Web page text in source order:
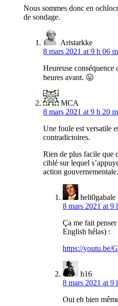
Nous sommes donc en
de sondage.
Aristarkke
8 mars 2021 at 9 h 06
Heureuse
heures avant. 😛
MCA
8 mars 2021 at 9 h 20
Une foule est versatile
contradictoires.
Rien de plus facile que
ciblé sur lequel
action gouvernementale.
heli0gabale
8 mars 2021 at 9
Ça me fait
English hélas) :
https://youtu.be/
h16
8 mars 2021 at 9
Oui eh bien